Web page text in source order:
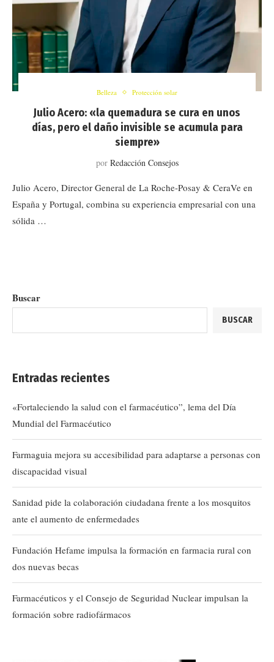
Belleza Protección solar
Julio Acero: «la quemadura se cura en unos
días, pero el daño invisible se acumula para
siempre»
por Redacción Consejos
Julio Acero, Director General de La Roche-Posay & CeraVe en
España y Portugal, combina su experiencia empresarial con una
sólida …
Buscar
BUSCAR
Entradas recientes
«Fortaleciendo la salud con el farmacéutico”, lema del Día
Mundial del Farmacéutico
Farmaguia mejora su accesibilidad para adaptarse a personas con
discapacidad visual
Sanidad pide la colaboración ciudadana frente a los mosquitos
ante el aumento de enfermedades
Fundación Hefame impulsa la formación en farmacia rural con
dos nuevas becas
Farmacéuticos y el Consejo de Seguridad Nuclear impulsan la
formación sobre radiofármacos